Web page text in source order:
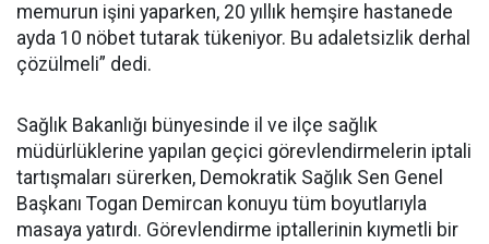
memurun işini yaparken, 20 yıllık hemşire hastanede
ayda 10 nöbet tutarak tükeniyor. Bu adaletsizlik derhal
çözülmeli” dedi.
Sağlık Bakanlığı bünyesinde il ve ilçe sağlık
müdürlüklerine yapılan geçici görevlendirmelerin iptali
tartışmaları sürerken, Demokratik Sağlık Sen Genel
Başkanı Togan Demircan konuyu tüm boyutlarıyla
masaya yatırdı. Görevlendirme iptallerinin kıymetli bir